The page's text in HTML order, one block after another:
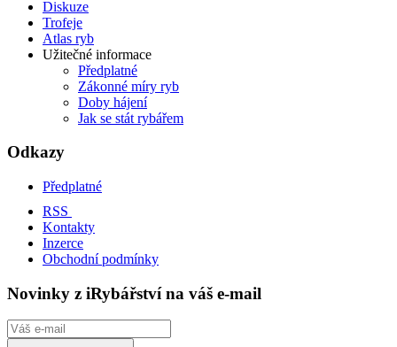
Diskuze
Trofeje
Atlas ryb
Užitečné informace
Předplatné
Zákonné míry ryb
Doby hájení
Jak se stát rybářem
Odkazy
Předplatné
RSS
Kontakty
Inzerce
Obchodní podmínky
Novinky z iRybářství na váš e-mail